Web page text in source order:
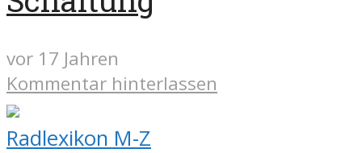
vor 17 Jahren
Kommentar hinterlassen
Radlexikon M-Z